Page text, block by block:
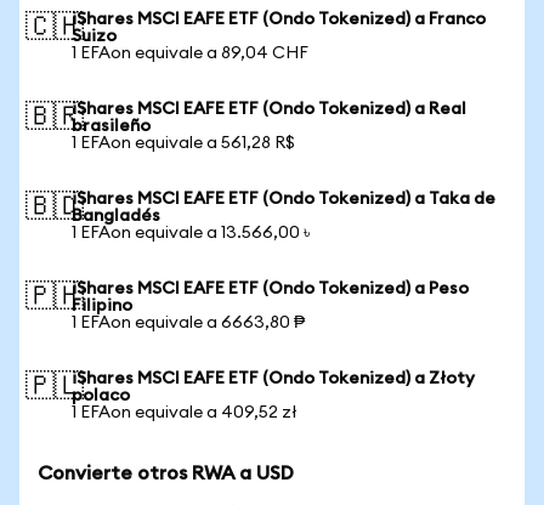
🇨🇭iShares MSCI EAFE ETF (Ondo Tokenized) a Franco
Suizo
1 EFAon equivale a 89,04 CHF
🇧🇷iShares MSCI EAFE ETF (Ondo Tokenized) a Real
brasileño
1 EFAon equivale a 561,28 R$
🇧🇩iShares MSCI EAFE ETF (Ondo Tokenized) a Taka de
Bangladés
1 EFAon equivale a 13.566,00 ৳
🇵🇭iShares MSCI EAFE ETF (Ondo Tokenized) a Peso
Filipino
1 EFAon equivale a 6663,80 ₱
🇵🇱iShares MSCI EAFE ETF (Ondo Tokenized) a Złoty
polaco
1 EFAon equivale a 409,52 zł
Convierte otros RWA a USD